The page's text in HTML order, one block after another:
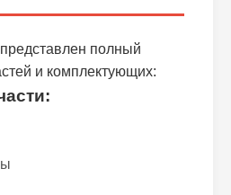
полный
и комплектующих: